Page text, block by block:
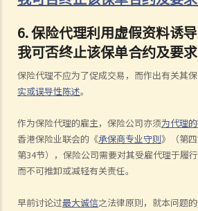
6.保险代理利用虚假资料诱导
我可否终止该保单合约及要求
保险代理不应为了促成交易，而作出有关其
实或误导性陈述。
作为保险代理的雇主，保险公司亦须为代理
香港保险业联会的《承保商专业守则》（第四
第34节），保险公司需要对其受雇代理于履
而不可推卸或减轻有关责任。
早前讨论过最大诚信之法律原则，就本问题